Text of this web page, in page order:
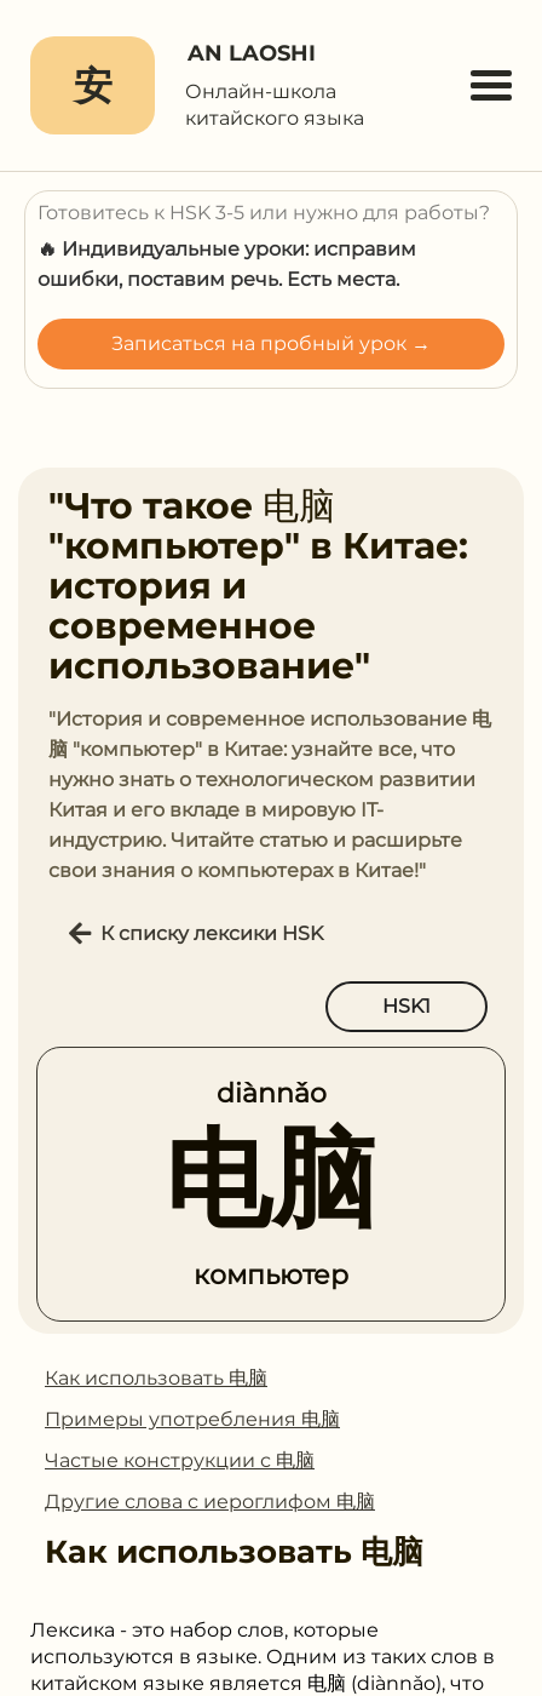
安
AN LAOSHI
Онлайн-школа
китайского языка
Готовитесь к HSK 3-5 или нужно для работы?
🔥 Индивидуальные уроки: исправим
ошибки, поставим речь. Есть места.
Записаться на пробный урок →
"Что такое 电脑
"компьютер" в Китае:
история и
современное
использование"
"История и современное использование 电
脑 "компьютер" в Китае: узнайте все, что
нужно знать о технологическом развитии
Китая и его вкладе в мировую IT-
индустрию. Читайте статью и расширьте
свои знания о компьютерах в Китае!"
К списку лексики HSK
HSK1
diànnǎo
电脑
компьютер
Как использовать 电脑
Примеры употребления 电脑
Частые конструкции с 电脑
Другие слова с иероглифом 电脑
Как использовать 电脑
Лексика - это набор слов, которые
используются в языке. Одним из таких слов в
китайском языке является 电脑 (diànnǎo), что